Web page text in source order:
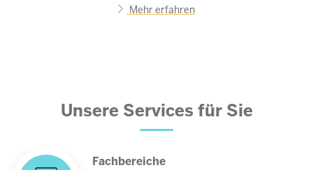
Mehr erfahren
Unsere Services für Sie
Fachbereiche